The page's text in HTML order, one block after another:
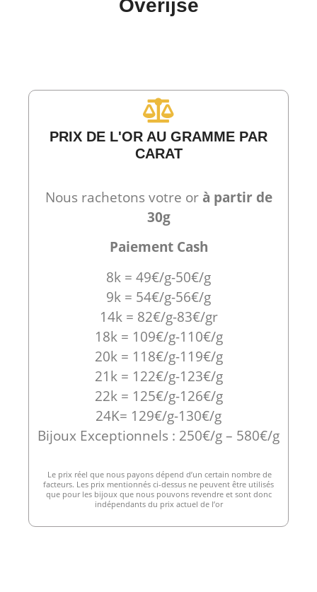
Overijse
PRIX DE L'OR AU GRAMME PAR
CARAT
Nous rachetons votre orà partir de
30g
Paiement Cash
8k = 49€/g-50€/g
9k = 54€/g-56€/g
14k = 82€/g-83€/gr
18k = 109€/g-110€/g
20k = 118€/g-119€/g
21k = 122€/g-123€/g
22k = 125€/g-126€/g
24K= 129€/g-130€/g
Bijoux Exceptionnels : 250€/g – 580€/g
Le prix réel que nous payons dépend d’un certain nombre de
facteurs. Les prix mentionnés ci-dessus ne peuvent être utilisés
que pour les bijoux que nous pouvons revendre et sont donc
indépendants du prix actuel de l’or